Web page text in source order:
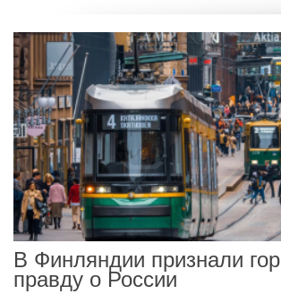
В Финляндии признали
правду о России